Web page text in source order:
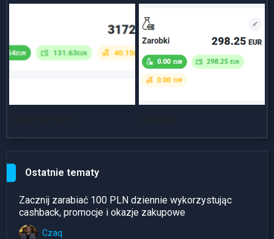
Ostatnie tematy
Zacznij zarabiać 100 PLN dziennie wykorzystując
cashback, promocje i okazje zakupowe
Czaq